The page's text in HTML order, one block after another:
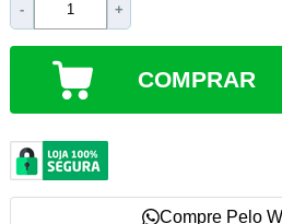
- +
COMPRAR
Compre Pelo